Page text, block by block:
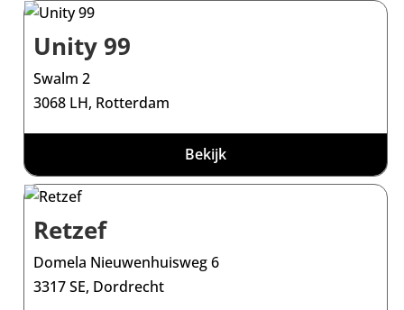
Unity 99
Swalm 2
3068 LH, Rotterdam
Bekijk
Retzef
Domela Nieuwenhuisweg 6
3317 SE, Dordrecht